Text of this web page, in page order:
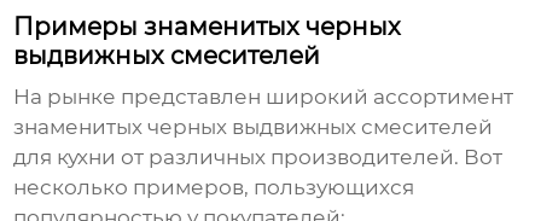
Примеры знаменитых черных
выдвижных смесителей
На рынке представлен широкий ассортимент
знаменитых черных выдвижных смесителей
для кухни от различных производителей. Вот
несколько примеров, пользующихся